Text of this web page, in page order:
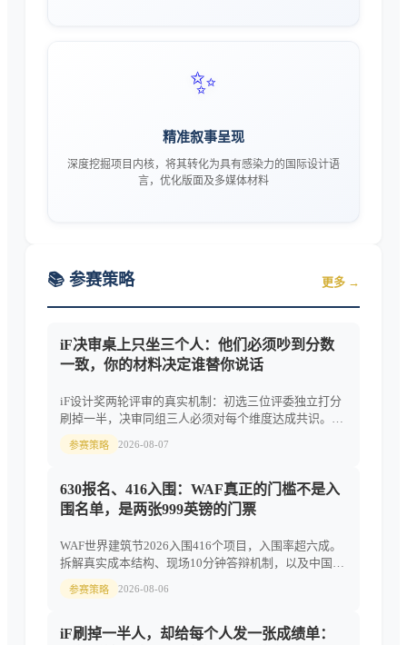
✨
精准叙事呈现
深度挖掘项目内核，将其转化为具有感染力的国际设计语
言，优化版面及多媒体材料
📚 参赛策略 更多 →
iF决审桌上只坐三个人：他们必须吵到分数
一致，你的材料决定谁替你说话
iF设计奖两轮评审的真实机制：初选三位评委独立打分
刷掉一半，决审同组三人必须对每个维度达成共识。附
评委构成解读、文化翻译弹药写法与8月节点日历。
参赛策略 2026-08-07
630报名、416入围：WAF真正的门槛不是入
围名单，是两张999英镑的门票
WAF世界建筑节2026入围416个项目，入围率超六成。
拆解真实成本结构、现场10分钟答辩机制，以及中国团
队免费的宁波WAF China支线。
参赛策略 2026-08-06
iF刷掉一半人，却给每个人发一张成绩单：